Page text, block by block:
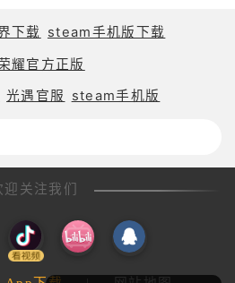
版》可免费下载游玩，部分
下载 steam手机版下载
耀官方正版
光遇官服 steam手机版
迎关注我们